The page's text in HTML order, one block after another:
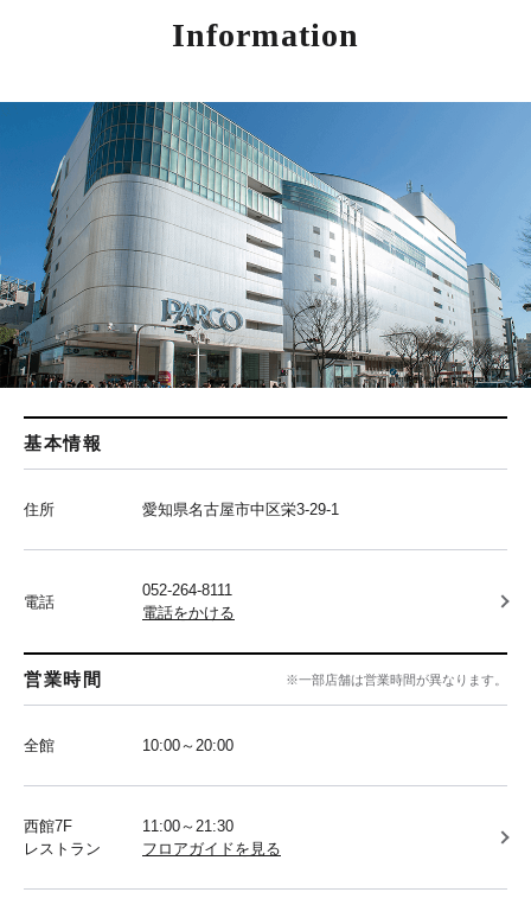
Information
基本情報
住所 愛知県名古屋市中区栄3-29-1
電話
052-264-8111
電話をかける
営業時間 ※一部店舗は営業時間が異なります。
全館 10:00～20:00
西館7F
レストラン
11:00～21:30
フロアガイドを見る